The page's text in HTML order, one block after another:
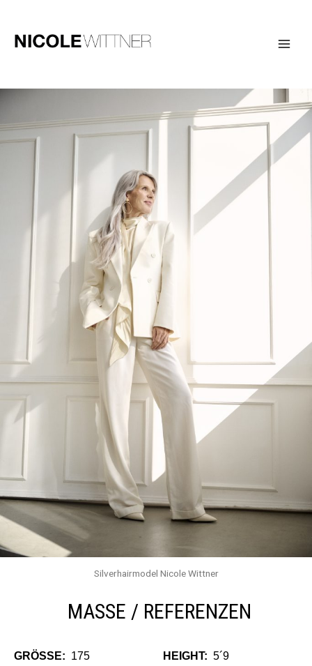
Silverhairmodel Nicole Wittner
MASSE / REFERENZEN
GRÖSSE:
175
HEIGHT: 5´9